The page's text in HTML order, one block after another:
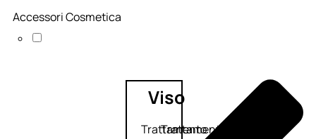
Viso
Trattamento
Trattamento
Accessori Cosmetica